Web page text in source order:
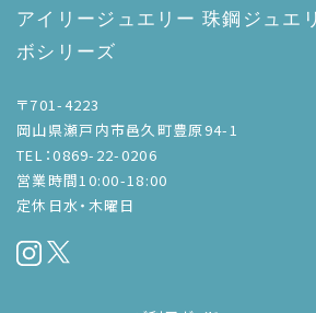
アイリージュエリー 珠鋼ジュエ
ボシリーズ
〒701-4223
岡山県瀬戸内市邑久町豊原94-1
TEL：0869-22-0206
営業時間10:00-18:00
定休日水・木曜日